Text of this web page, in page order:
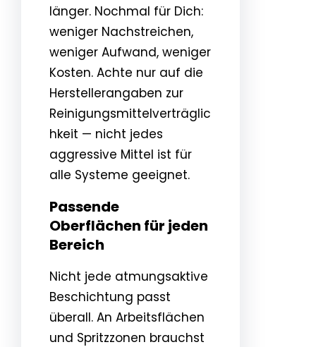
länger. Nochmal für Dich:
weniger Nachstreichen,
weniger Aufwand, weniger
Kosten. Achte nur auf die
Herstellerangaben zur
Reinigungsmittelverträglic
hkeit — nicht jedes
aggressive Mittel ist für
alle Systeme geeignet.
Passende
Oberflächen für jeden
Bereich
Nicht jede atmungsaktive
Beschichtung passt
überall. An Arbeitsflächen
und Spritzzonen brauchst